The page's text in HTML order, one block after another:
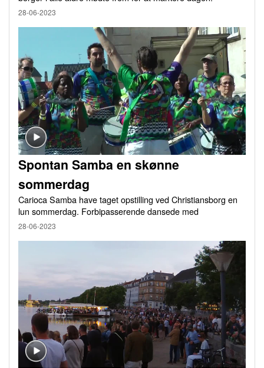
28-06-2023
Spontan Samba en skønne
sommerdag
Carioca Samba have taget opstilling ved Christiansborg en
lun sommerdag. Forbipasserende dansede med
28-06-2023